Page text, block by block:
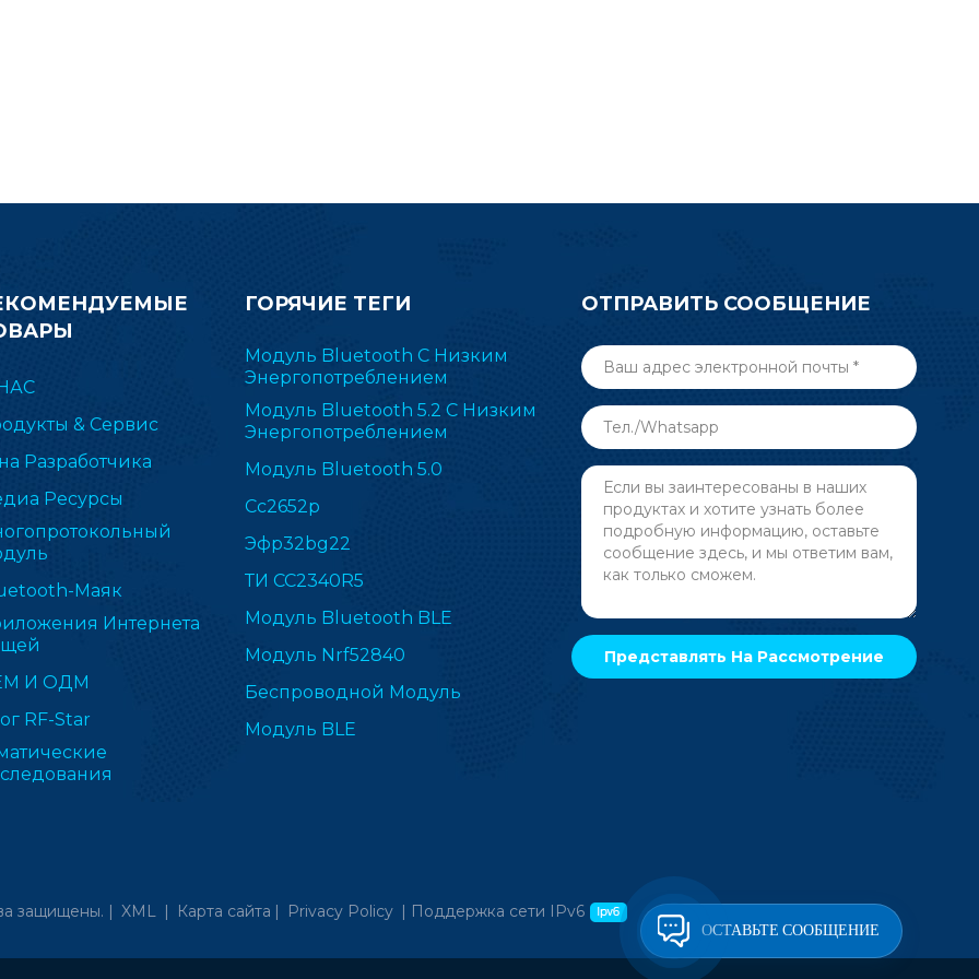
Между тем,
& Сервис
Разработчика
Ресурсы
Маяк
Интернета
И ОДМ
RF-Star
ГОРЯЧИЕ ТЕГИ
Модуль Bluetooth С Низким
Энергопотреблением
Модуль Bluetooth 5.2 С Низким
Энергопотреблением
Модуль Bluetooth 5.0
Cc2652p
Эфр32bg22
ТИ CC2340R5
Модуль Bluetooth BLE
Модуль Nrf52840
Беспроводной Модуль
Модуль BLE
ОТПРАВИТЬ СООБЩЕНИЕ
защищены. | XML | Карта сайта | Privacy Policy | Поддержка сети IPv6
ОСТАВЬТЕ СООБЩЕНИЕ